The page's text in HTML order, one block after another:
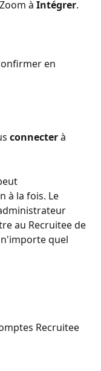
à Intégrer.
en
connecter à
à la fois. Le
au Recruitee de
quel
Recruitee